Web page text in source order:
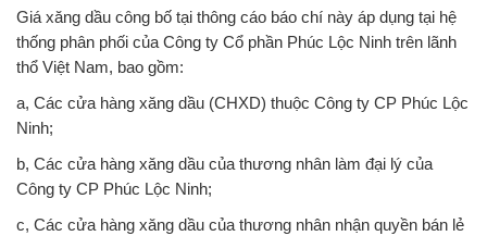
Giá xăng dầu công bố tại thông cáo báo chí này áp dụng tại hệ
thống phân phối của Công ty Cổ phần Phúc Lộc Ninh trên lãnh
thổ Việt Nam, bao gồm:
a, Các cửa hàng xăng dầu (CHXD) thuộc Công ty CP Phúc Lộc
Ninh;
b, Các cửa hàng xăng dầu của thương nhân làm đại lý của
Công ty CP Phúc Lộc Ninh;
c, Các cửa hàng xăng dầu của thương nhân nhận quyền bán lẻ